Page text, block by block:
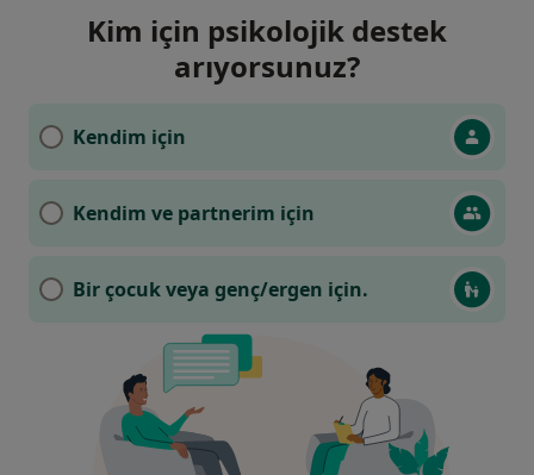
Kim için psikolojik destek
arıyorsunuz?
Kendim için
Kendim ve partnerim için
Bir çocuk veya genç/ergen için.